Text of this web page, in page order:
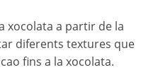
xocolata a partir de la
diferents textures que
fins a la xocolata.